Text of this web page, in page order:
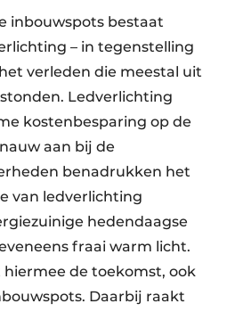
inbouwspots bestaat
– in tegenstelling
verleden die meestal uit
Ledverlichting
kostenbesparing op de
aan bij de
benadrukken het
van ledverlichting
hedendaagse
fraai warm licht.
de toekomst, ook
Daarbij raakt